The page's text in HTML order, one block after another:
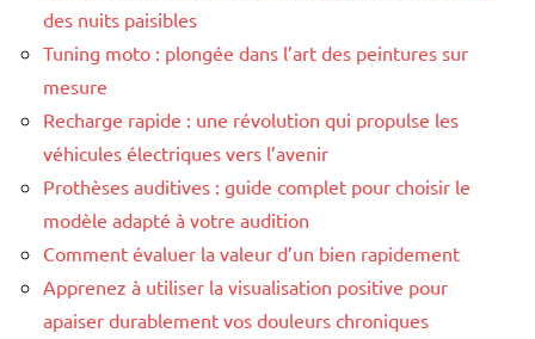
des nuits paisibles
Tuning moto : plongée dans l’art des peintures sur
mesure
Recharge rapide : une révolution qui propulse les
véhicules électriques vers l’avenir
Prothèses auditives : guide complet pour choisir le
modèle adapté à votre audition
Comment évaluer la valeur d’un bien rapidement
Apprenez à utiliser la visualisation positive pour
apaiser durablement vos douleurs chroniques